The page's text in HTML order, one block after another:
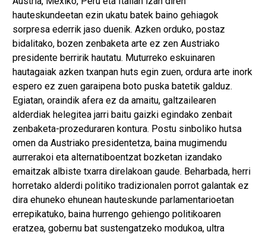
hauteskundeetan ezin ukatu batek baino gehiagok
sorpresa ederrik jaso duenik. Azken orduko, postaz
bidalitako, bozen zenbaketa arte ez zen Austriako
presidente berririk hautatu. Muturreko eskuinaren
hautagaiak azken txanpan huts egin zuen, ordura arte inork
espero ez zuen garaipena boto puska batetik galduz.
Egiatan, oraindik afera ez da amaitu, galtzailearen
alderdiak helegitea jarri baitu gaizki egindako zenbait
zenbaketa-prozeduraren kontura. Postu sinboliko hutsa
omen da Austriako presidentetza, baina mugimendu
aurrerakoi eta alternatiboentzat bozketan izandako
emaitzak albiste txarra direlakoan gaude. Beharbada, herri
horretako alderdi politiko tradizionalen porrot galantak ez
dira ehuneko ehunean hauteskunde parlamentarioetan
errepikatuko, baina hurrengo gehiengo politikoaren
eratzea, gobernu bat sustengatzeko modukoa, ultra